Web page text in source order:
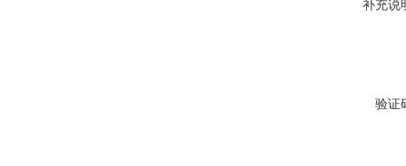
补充说
验证